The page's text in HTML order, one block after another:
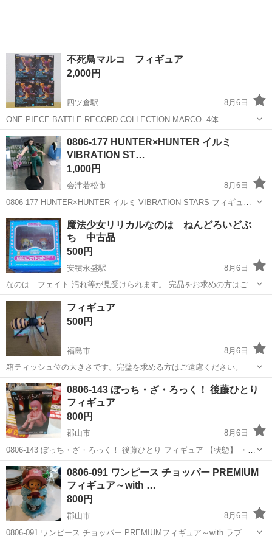
不死鳥マルコ フィギュア
2,000円
四ツ倉駅
8月6日
ONE PIECE BATTLE RECORD COLLECTION-MARCO- 4体
福島 いわき市 不死鳥
0806-177 HUNTER×HUNTER イルミ
VIBRATION ST…
1,000円
会津若松市
8月6日
0806-177 HUNTER×HUNTER イルミ VIBRATION STARS フィギュア
【状態】 ・使用に伴う多少のスレ、キズ、落としきれない汚れなどご
ざいます ・詳細は現地でご確認ください ・お値...
福島 会津若松市 フィギュア HUNTER×HUNTER
魔法少女リリカルなのは ねんどろいどぷ
ち 中古品
500円
安積永盛駅
8月6日
なのは フェイト 汚れ等が見受けられます。 完品をお求めの方はご遠
慮ください。 ノークレームノーリターンでお願いします。 複数個同時
に取引される場合はお値引きいたします。
福島 郡山市 安積永盛駅
フィギュア
500円
福島市
8月6日
箱ティッシュ位の大きさです。完璧を求める方はご遠慮ください。
福島 福島市
0806-143 ぼっち・ざ・ろっく！ 後藤ひとり
フィギュア
800円
郡山市
8月6日
0806-143 ぼっち・ざ・ろっく！ 後藤ひとり フィギュア 【状態】 ・使
用に伴う多少のスレ、キズ、落としきれない汚れなどございます ・詳
細は現地でご確認ください ・お値引きは出来かねますのでご了承願い
ま...
福島 郡山市 現地
0806-091 ワンピース チョッパー PREMIUM
フィギュア～with …
800円
郡山市
8月6日
0806-091 ワンピース チョッパー PREMIUMフィギュア～with ラブー